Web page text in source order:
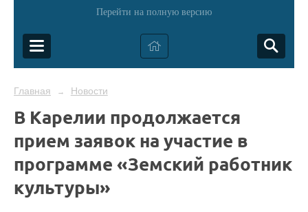
Перейти на полную версию
Главная → Новости
В Карелии продолжается
прием заявок на участие в
программе «Земский работник
культуры»